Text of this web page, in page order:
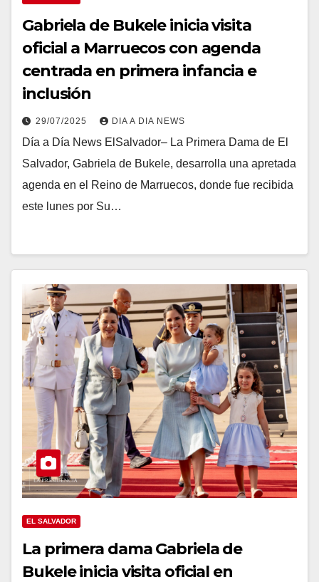
Gabriela de Bukele inicia visita
oficial a Marruecos con agenda
centrada en primera infancia e
inclusión
29/07/2025 DIA A DIA NEWS
Día a Día News ElSalvador– La Primera Dama de El
Salvador, Gabriela de Bukele, desarrolla una apretada
agenda en el Reino de Marruecos, donde fue recibida
este lunes por Su…
EL SALVADOR
La primera dama Gabriela de
Bukele inicia visita oficial en